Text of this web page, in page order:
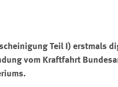
Teil I) erstmals
vom Kraftfahrt